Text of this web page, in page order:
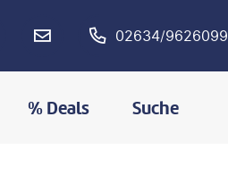
02634/9626099
% Deals Suche